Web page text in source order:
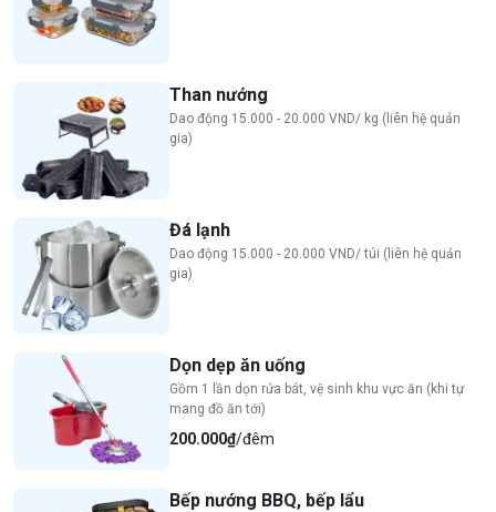
Than nướng
Dao động 15.000 - 20.000 VND/ kg (liên hệ quản
gia)
Đá lạnh
Dao động 15.000 - 20.000 VND/ túi (liên hệ quản
gia)
Dọn dẹp ăn uống
Gồm 1 lần dọn rửa bát, vệ sinh khu vực ăn (khi tự
mang đồ ăn tới)
200.000₫/đêm
Bếp nướng BBQ, bếp lẩu